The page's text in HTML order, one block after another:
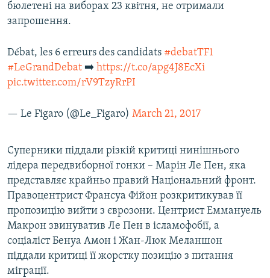
бюлетені на виборах 23 квітня, не отримали
запрошення.
Débat, les 6 erreurs des candidats #debatTF1
#LeGrandDebat ➡️ https://t.co/apg4J8EcXi
pic.twitter.com/rV9TzyRrPI
— Le Figaro (@Le_Figaro) March 21, 2017
Суперники піддали різкій критиці нинішнього
лідера передвиборної гонки – Марін Ле Пен, яка
представляє крайньо правий Національний фронт.
Правоцентрист Франсуа Фійон розкритикував її
пропозицію вийти з єврозони. Центрист Еммануель
Макрон звинуватив Ле Пен в ісламофобії, а
соціаліст Бенуа Амон і Жан-Люк Меланшон
піддали критиці її жорстку позицію з питання
міграції.